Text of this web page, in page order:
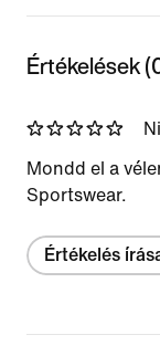
Értékelések
Mondd el a
Sportswear.
Értékelés